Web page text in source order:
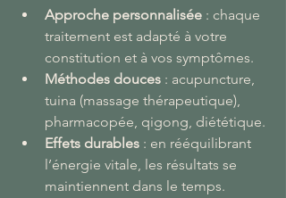
Approche personnalisée : chaque
traitement est adapté à votre
constitution et à vos symptômes.
Méthodes douces : acupuncture,
tuina (massage thérapeutique),
pharmacopée, qigong, diététique.
Effets durables : en rééquilibrant
l’énergie vitale, les résultats se
maintiennent dans le temps.